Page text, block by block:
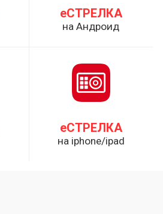
еСТРЕЛКА
на Андроид
еСТРЕЛКА
на iphone/ipad